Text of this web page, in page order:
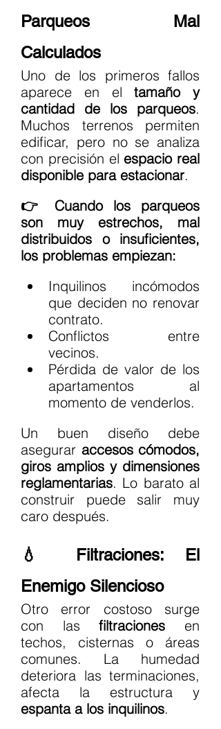
Parqueos Mal
Calculados
Uno de los primeros fallos
aparece en el tamaño y
cantidad de los parqueos.
Muchos terrenos permiten
edificar, pero no se analiza
con precisión el espacio real
disponible para estacionar.
👉 Cuando los parqueos
son muy estrechos, mal
distribuidos o insuficientes,
los problemas empiezan:
Inquilinos incómodos
que deciden no renovar
contrato.
Conflictos entre
vecinos.
Pérdida de valor de los
apartamentos al
momento de venderlos.
Un buen diseño debe
asegurar accesos cómodos,
giros amplios y dimensiones
reglamentarias. Lo barato al
construir puede salir muy
caro después.
💧 Filtraciones: El
Enemigo Silencioso
Otro error costoso surge
con las filtraciones en
techos, cisternas o áreas
comunes. La humedad
deteriora las terminaciones,
espanta a los inquilinos.